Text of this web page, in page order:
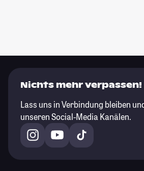
Nichts mehr verpassen!
Lass uns in Verbindung bleiben
unseren Social-Media Kanälen.